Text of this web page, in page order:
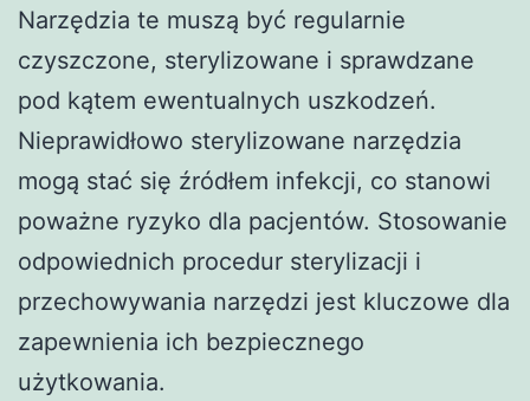
Narzędzia te muszą być regularnie
czyszczone, sterylizowane i sprawdzane
pod kątem ewentualnych uszkodzeń.
Nieprawidłowo sterylizowane narzędzia
mogą stać się źródłem infekcji, co stanowi
poważne ryzyko dla pacjentów. Stosowanie
odpowiednich procedur sterylizacji i
przechowywania narzędzi jest kluczowe dla
zapewnienia ich bezpiecznego
użytkowania.